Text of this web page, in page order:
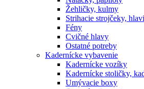
Žehličky, kulmy
Strihacie strojčeky,
Fény
Cvičné hlavy
Ostatné potreby
Kadernícke vybavenie
Kadernícke vozíky
Kadernícke stoličky,
Umývacie boxy